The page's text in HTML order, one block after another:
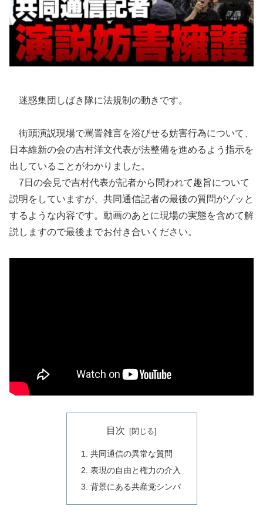
迷惑集団しばき隊に法規制の動きです。
街頭演説現場で罵詈雑言を浴びせる妨害行為について、
日本維新の会の吉村洋文代表が法整備を進めるよう指示を
出していることがわかりました。
7日の会見で吉村代表が記者から問われて趣旨について
説明をしていますが、共同通信記者の最後の質問がゾッと
するような内容です。動画のあとに現場の実態を含めて解
説しますので最後までお付き合いください。
目次
共同通信の異常な質問
表現の自由と権力の介入
背景にある共産党シンパ